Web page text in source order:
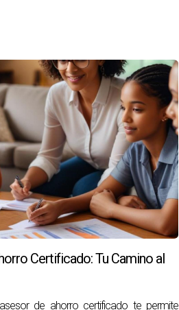
Certificado: Tu Camino al
de ahorro certificado te permite